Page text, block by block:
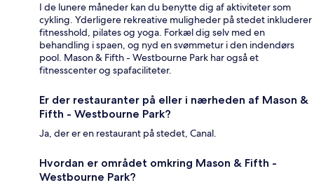
I de lunere måneder kan du benytte dig af aktiviteter som
cykling. Yderligere rekreative muligheder på stedet inkluderer
fitnesshold, pilates og yoga. Forkæl dig selv med en
behandling i spaen, og nyd en svømmetur i den indendørs
pool. Mason & Fifth - Westbourne Park har også et
fitnesscenter og spafaciliteter.
Er der restauranter på eller i nærheden af Mason &
Fifth - Westbourne Park?
Ja, der er en restaurant på stedet, Canal.
Hvordan er området omkring Mason & Fifth -
Westbourne Park?